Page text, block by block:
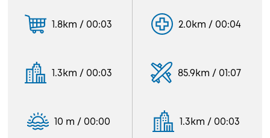
1.8km / 00:03
1.3km / 00:03
10 m / 00:00
2.0km / 00:04
85.9km / 01:07
1.3km / 00:03